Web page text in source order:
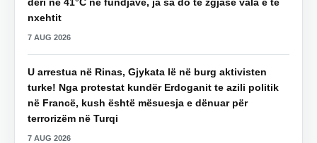
nxehtit
7 AUG 2026
U arrestua në Rinas, Gjykata lë në burg aktivisten
turke! Nga protestat kundër Erdoganit te azili politik
në Francë, kush është mësuesja e dënuar për
terrorizëm në Turqi
7 AUG 2026